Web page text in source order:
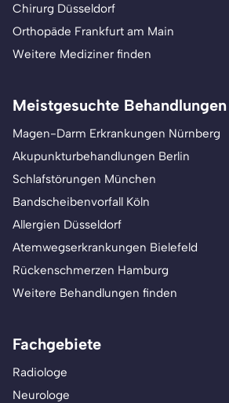
Chirurg Düsseldorf
Orthopäde Frankfurt am Main
Weitere Mediziner finden
Meistgesuchte Behandlungen
Magen-Darm Erkrankungen Nürnberg
Akupunkturbehandlungen Berlin
Schlafstörungen München
Bandscheibenvorfall Köln
Allergien Düsseldorf
Atemwegserkrankungen Bielefeld
Rückenschmerzen Hamburg
Weitere Behandlungen finden
Fachgebiete
Radiologe
Neurologe